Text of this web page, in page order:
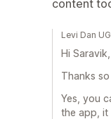
content
Levi Dan
Hi Saravik,
Thanks
Yes, you
the app, it